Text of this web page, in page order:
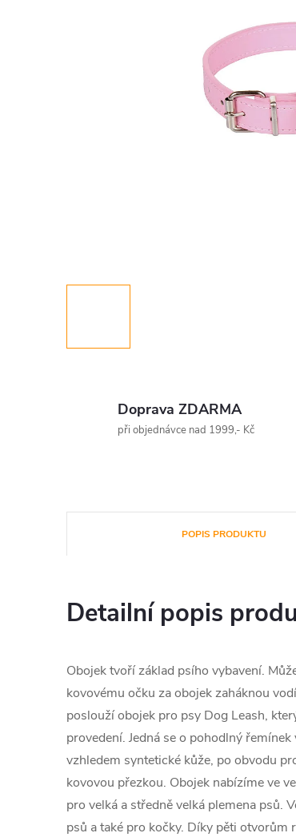
Doprava ZDARMA
při objednávce nad 1999,- Kč
POPIS PRODUKTU
Detailní popis
Obojek tvoří základ psího vybavení.
kovovému očku za obojek zaháknou
poslouží obojek pro psy Dog Leash,
provedení. Jedná se o pohodlný
vzhledem syntetické kůže, po obvodu
kovovou přezkou. Obojek nabízíme ve
pro velká a středně velká plemena psů.
psů a také pro kočky. Díky pěti otvorům